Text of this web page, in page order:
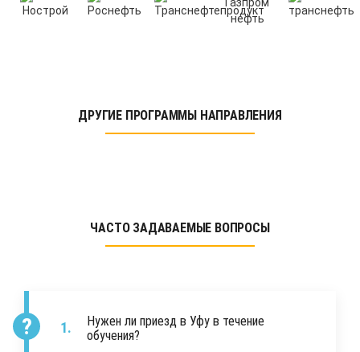
ДРУГИЕ ПРОГРАММЫ НАПРАВЛЕНИЯ
ЧАСТО ЗАДАВАЕМЫЕ ВОПРОСЫ
Нужен ли приезд в Уфу в течение
обучения?